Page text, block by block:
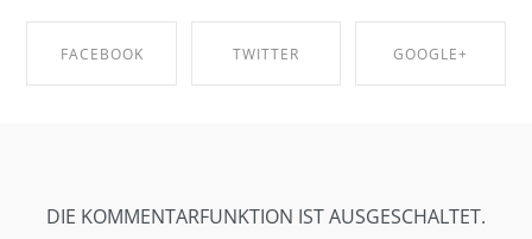
FACEBOOK TWITTER GOOGLE+
DIE KOMMENTARFUNKTION IST AUSGESCHALTET.